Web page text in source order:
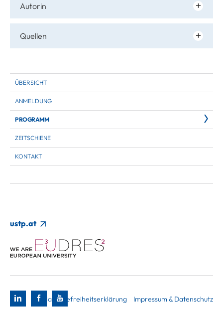
Autorin
Quellen
ÜBERSICHT
ANMELDUNG
PROGRAMM
ZEITSCHIENE
KONTAKT
ustp.at
Barrierefreiheitserklärung Impressum & Datenschutz